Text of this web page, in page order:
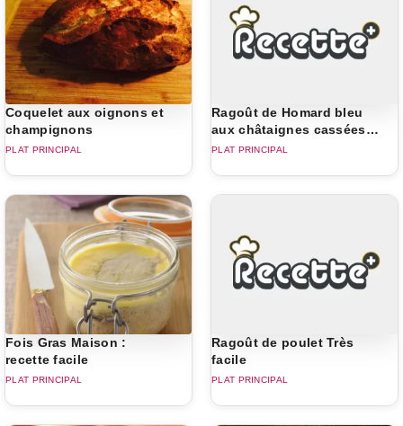
Coquelet aux oignons et
champignons
PLAT PRINCIPAL
Ragoût de Homard bleu
aux châtaignes cassées
du Périgord, Jus crémeux
gallois et asperges dici
PLAT PRINCIPAL
Fois Gras Maison :
recette facile
PLAT PRINCIPAL
Ragoût de poulet Très
facile
PLAT PRINCIPAL